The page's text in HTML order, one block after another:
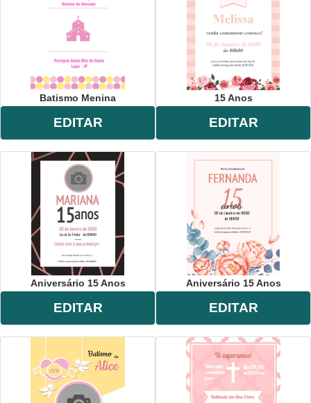
Batismo Menina
EDITAR
15 Anos
EDITAR
Aniversário 15 Anos
EDITAR
Aniversário 15 Anos
EDITAR